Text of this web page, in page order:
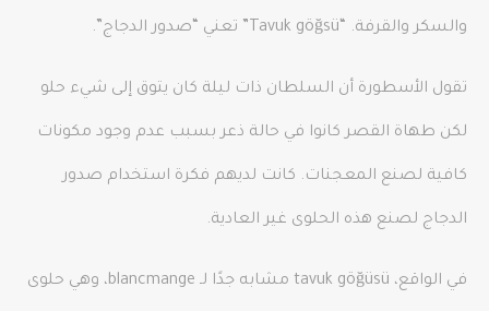
والسكر والقرفة. “Tavuk göğsü” تعني “صدور الدجاج”.
تقول الأسطورة أن السلطان ذات ليلة كان يتوق إلى شيء حلو
لكن طهاة القصر كانوا في حالة ذعر بسبب عدم وجود مكونات
كافية لصنع المعجنات. كانت لديهم فكرة استخدام صدور
الدجاج لصنع هذه الحلوى غير العادية.
في الواقع، tavuk göğüsü مشابه جدًا لـ blancmange، وهي حلوى